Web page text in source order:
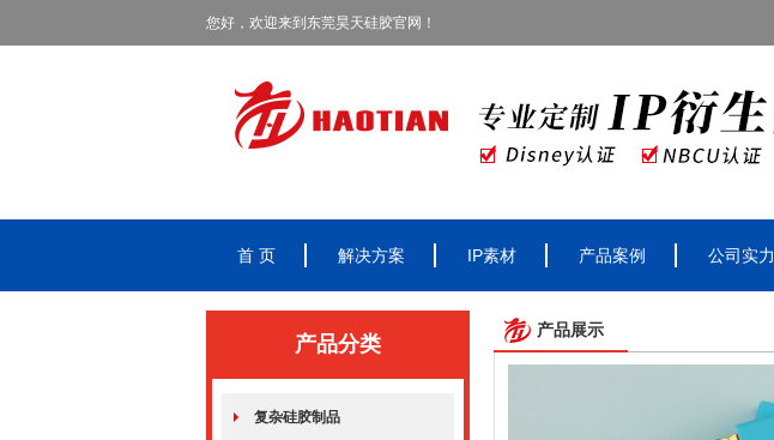
您好，欢迎来到东莞昊天硅胶官网！
首 页 解决方案 IP素材 产品案例 公司实力
产品分类
复杂硅胶制品
产品展示